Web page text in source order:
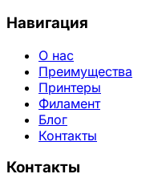
Навигация
О нас
Преимущества
Принтеры
Филамент
Блог
Контакты
Контакты